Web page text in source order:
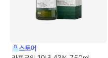
스토어